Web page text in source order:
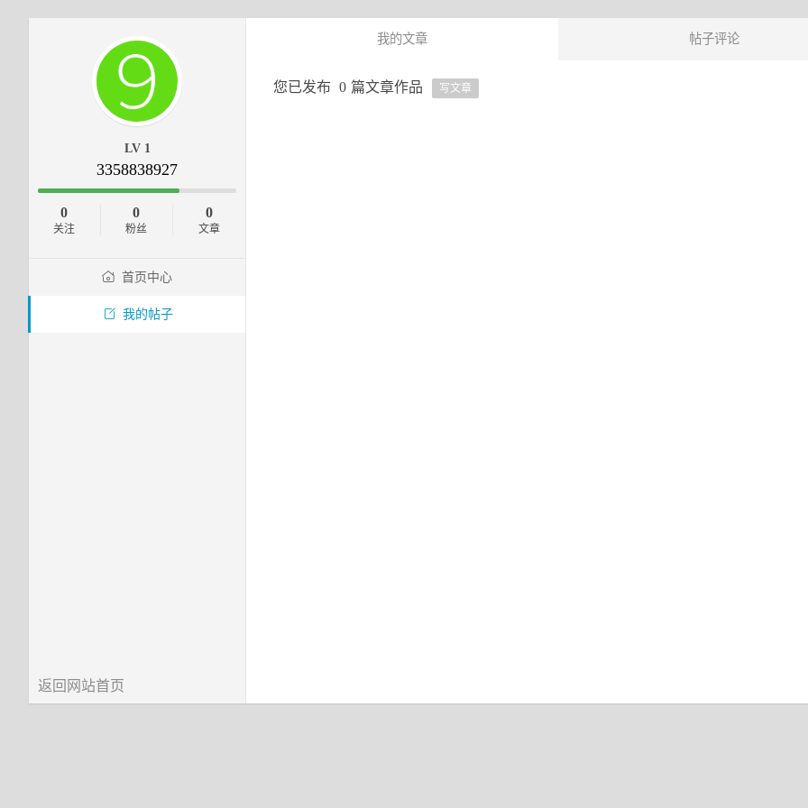
LV 1
3358838927
0
关注
0
粉丝
0
文章
首页中心
我的帖子
返回网站首页
我的文章 帖子评论
您已发布 0 篇文章作品 写文章